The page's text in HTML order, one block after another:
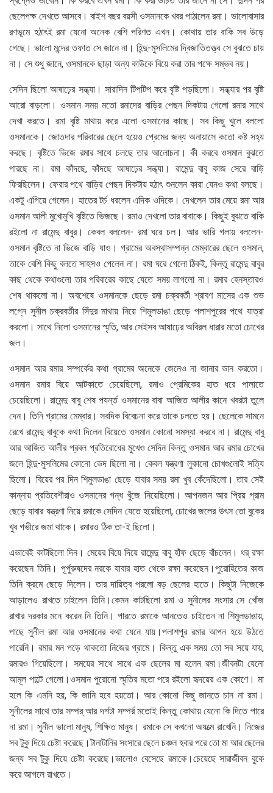
ছেলেপক্ষ দেখতে আসবে। বাইশ বছর বয়সী ওসমানকে খবর পাঠালেন রমা। ভালোবাসার
রণভূমে হঠাৎই রমা যেনো অনেক বেশি পরিণত এখন। কোথায় তার বাকি সব উড়ে
গেছে। ভালো মন্দের তফাত সে জানে না। হিন্দু-মুসলিমের দ্বিজাতিতত্ত্ব সে বুঝতে চায়
না। সে শুধু জানে, ওসমানকে ছাড়া অন্য কাউকে বিয়ে করা তার পক্ষে সম্ভব নয়।
সেদিন ছিলো আষাঢ়ের সন্ধ্যা। সারাদিন টিপটিপ করে বৃষ্টি পড়ছিলো। সন্ধ্যার পর বৃষ্টি
আরো বাড়লো। ওসমান সময় মতো রমাদের বাড়ির পেছন দিকটায় গেলো রমার সাথে
দেখা করতে। রমা বৃষ্টি মাথায় করে এলো ওসমানের কাছে। সব কিছু খুলে বললো
ওসমানকে। জোতদার পরিবারের ছেলে হয়েও প্রেমের জন্য অনায়াসে কতো কষ্ট সহ্য
করছে। বৃষ্টিতে ভিজে রমার সাথে চলছে তার আলোচনা। কী করবে ওসমান বুঝতে
পারছে না। রমা কাঁদছে, কাঁদছে আষাঢ়ের সন্ধ্যা। রামেন্দু বাবু কাজ সেরে বাড়ি
ফিরছিলেন। ফেরার পথে বাড়ির পেছন দিকটায় হঠাৎ শুনলেন কারা যেনও কথা বলছে।
একটু এগিয়ে গেলেন। হাতের টর্চ ধরলেন এদিক ওদিকে। দেখলেন তার মেয়ে রমা আর
ওসমান আলী মুখোমুখি বৃষ্টিতে ভিজছে। রমাও দেখলো তার বাবাকে। কিছুই বুঝতে বাকি
রইলো না রামেন্দু বাবুর। কেবল বললেন- রমা ঘরে চল। আর ভারি গলায় বললেন-
ওসমান বৃষ্টিতে না ভিজে বাড়ি যাও। গ্রামের অবস্থাসম্পন্ন মেম্বারের ছেলে ওসমান,
তাকে বেশি কিছু বলতে সাহসও পেলেন না। রমা ঘরে গেলো ঠিকই, কিন্তু রামেন্দু বাবুর
কাছ থেকে কথাগুলো তার পরিবারের কাছে যেতে সময় লাগলো না। রমার হেনস্তারও
শেষ থাকলো না। অবশেষে ওসমানকে ছেড়ে রমা চক্রবর্তী শ্রাবণ মাসের এক শুভ
লগ্নে সুনীল চক্রবর্তীর সিঁদুর মাথায় নিয়ে শিমুলডাঙা ছেড়ে পলাশপুরের পথে যাত্রা
করলো। সাথে নিলো ওসমানের স্মৃতি, আর সেইসব আষাঢ়ের অবিরল ধারার মতো চোখের
জল।
ওসমান আর রমার সম্পর্কের কথা গ্রামের অনেকে জেনেও না জানার ভান করতো।
ওসমান রমার বিয়ে আটকাতে চেয়েছিলো, রমাও প্রেমিকের হাত ধরে পালাতে
চেয়েছিলো। রামেন্দু বাবু শেষ পযর্ন্ত ওসমানের বাবা আজিত আলীর কানে খবরটা তুলে
দেন। তিনি গ্রামের মেম্বার। সবদিক বিবেচনা করে তাকে চলতে হয়। ছেলেকে সামনে
রেখে রামেন্দু বাবুকে কথা দিলেন বিয়েতে ওসমান কোনো সমস্যা করবে না। রামেন্দু বাবু
আর আজিত আলীর প্রবল প্রতিরোধের মুখেও সেদিন কিন্তু ওসমান আর রমার চোখের
জলে হিন্দু-মুসলিমের কোনো ভেদ ছিলো না। কেবল যন্ত্রণা লুকানো চোখগুলোই সত্যি
ছিলো। বিয়ের পর দিন শিমুলডাঙা ছেড়ে যাবার সময় রমা খুব কেঁদেছিলো। তার সেই
কান্নায় প্রতিবেশীরাও ওসমানের গন্ধ খুঁজে নিয়েছিলো। আপনজন আর প্রিয় গ্রাম
ছেড়ে যাবার যন্ত্রণা নিয়ে রমাকে সেদিন যেতে হয়েছিলো, চোখের জলের উৎস তো বুকের
খুব গভীরে জমা থাকে। রমারও ঠিক তা-ই ছিলো।
এভাবেই কাটছিলো দিন। মেয়ের বিয়ে দিয়ে রামেন্দু বাবু হাঁফ ছেড়ে বাঁচলেন। ধর্ রক্ষা
করেছেন তিনি। পূর্পুরুষদের নরকে যাবার হাত থেকে রক্ষা করেছেন।পুরোহিতের কাজ
তিনি ক্রমে ছেড়ে দিলেন। তার দায়িত্ব পরলো বড় ছেলের হাতে। কিছুটা নিজেকে
আড়ালেও রাখতে চাইলেন তিনি।কেমন কাটছিলো রমা ও সুনীলের সংসার সে খোঁজ
রাখার দরকার মনে করেন নি তিনি। পারতে রমাকে আনতেও চাইতেন না শিমুলডাঙায়,
পাছে সুনীল রমা আর ওসমানের কথা যেনে যায়।পলাশপুর রমার আপন হয়ে উঠতে
পারেনি। রমার মন পড়ে থাকতো নিজের গ্রামে। কিন্তু এক সময় তো সব সয়ে যায়,
রমারও গিয়েছিলো। সময়ের সাথে সাথে এক ছেলের মা হলেন রমা।জীবনটা যেনো
আমূল পাল্টে গেলো।ওসমান পুরোনো স্মৃতির মতো পরে রইলো হৃদয়ের এক কোণে। মা
হলে কি এমনি হয়, কি জানি হবে হয়তো। আর কোনো কিছু জানতে চান না রমা।
সুনীলের সাথে তার সম্পর্ আর দশটা সম্পর্র মতোই কিন্তু কোথায় যেনো কি দিতে পারে
না রমা। সুনীল ভালো মানুষ, শিক্ষিত মানুষ। রমাকে সে কখনো অযত্মে রাখেনি। নিজের
সব টুকু দিয়ে চেষ্টা করেছে।টানাটানির সংসারে ছেলে চঞ্চল হবার পরে তো মা আর ছেলের
জন্য সব টুকু দিয়ে চেষ্টা করেছে।ভালোও বেসেছে রমাকে।চেয়েছে সারাজীবন বুকে
করে আগলে রাখতে।